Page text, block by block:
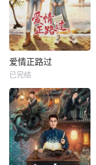
爱情正路过
已完结